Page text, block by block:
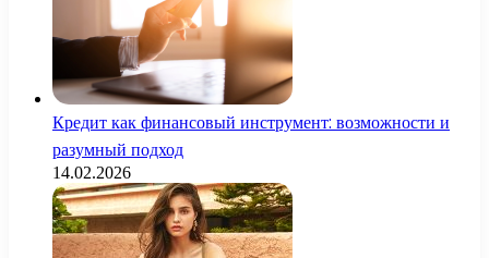
Кредит как финансовый инструмент: возможности и
разумный подход
14.02.2026